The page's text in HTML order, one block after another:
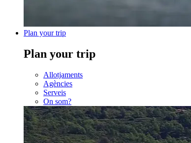
Plan your trip
Plan your trip
Allotjaments
Agències
Serveis
On som?